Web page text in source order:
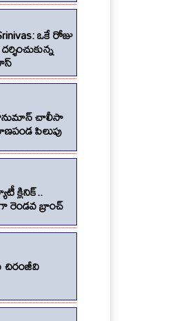
ఒకే రోజు
చాలీసా
పిలుపు
క్లినిక్..
రెండవ బ్రాంచ్
చిరంజీవి